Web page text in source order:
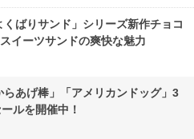
くばりサンド」シリーズ新作チョコ
イーツサンドの爽快な魅力
らあげ棒」「アメリカンドッグ」3
ルを開催中！